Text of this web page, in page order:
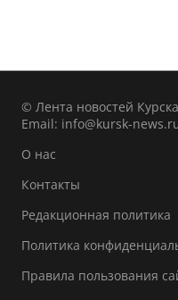
© Лента новостей Курска
Email: info@kursk-
О нас
Контакты
Редакционная политика
Политика
Правила пользования